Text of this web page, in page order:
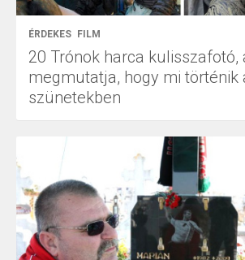
ÉRDEKES FILM
20 Trónok harca kulisszafotó,
megmutatja, hogy mi történik
szünetekben